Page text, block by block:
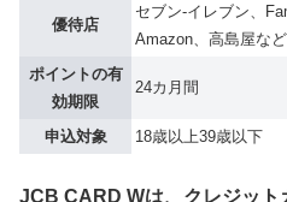
優待店
セブン-イレブン、
Amazon、高島屋など
ポイントの有
効期限
24カ月間
申込対象 18歳以上39歳以下
JCB CARD Wは、クレジット